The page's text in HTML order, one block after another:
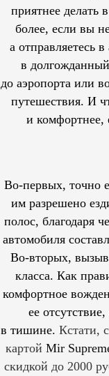
приятнее делать
более, если вы
а отправляетесь
в
до аэропорта или
путешествия. И
и комфортнее,
Во-первых, точно
им разрешено
полос, благодаря
автомобиля
Во-вторых,
класса. Как
комфортное
ее
в тишине. Кстати,
картой Mir
скидкой до 2000